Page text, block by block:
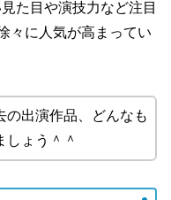
た目や演技力など注目
々に人気が高まってい
の出演作品、どんなも
ょう＾＾